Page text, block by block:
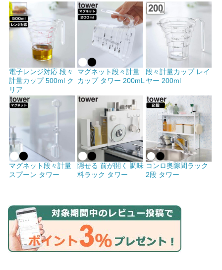
電子レンジ対応 段々
計量カップ 500ml ク
リア
マグネット段々計量
カップ タワー 200mL
段々計量カップ レイ
ヤー 200ml
マグネット段々計量
スプーン タワー
隠せる 前が開く 調味
料ラック タワー
コンロ奥隙間ラック
2段 タワー